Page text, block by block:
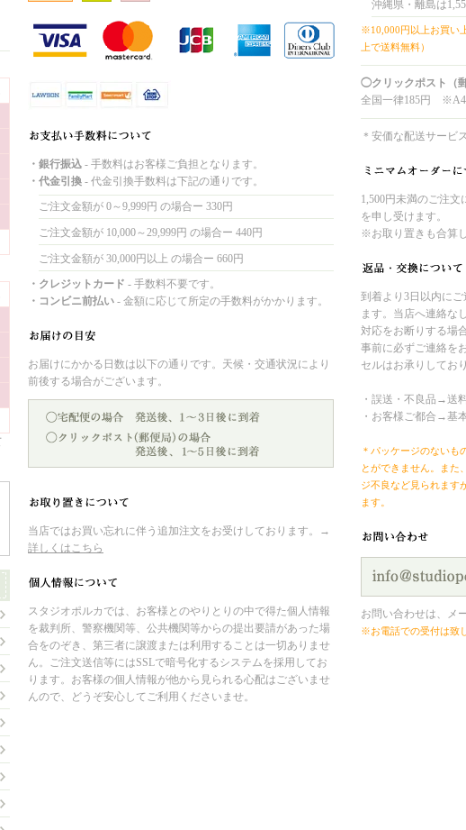
・銀行振込 - 手数料はお客様ご負担となります。
・代金引換 - 代金引換手数料は下記の通りです。
ご注文金額が 0～9,999円 の場合ー 330円
ご注文金額が 10,000～29,999円 の場合ー 440円
ご注文金額が 30,000円以上 の場合ー 660円
・クレジットカード - 手数料不要です。
・コンビニ前払い - 金額に応じて所定の手数料がかかります。
お届けにかかる日数は以下の通りです。天候・交通状況により
前後する場合がございます。
当店ではお買い忘れに伴う追加注文をお受けしております。→
詳しくはこちら
スタジオポルカでは、お客様とのやりとりの中で得た個人情報
を裁判所、警察機関等、公共機関等からの提出要請があった場
合をのぞき、第三者に譲渡または利用することは一切ありませ
ん。ご注文送信等にはSSLで暗号化するシステムを採用してお
ります。お客様の個人情報が他から見られる心配はございませ
んので、どうぞ安心してご利用くださいませ。
沖縄県・離島は
※10,000円以上お買い
上で送料無料）
◯クリックポスト（郵
全国一律185円 ※A4
＊安価な配送サービ
1,500円未満のご注文
を申し受けます。
※お取り置きも合算
到着より3日以内に
ます。当店へ連絡な
対応をお断りする場
事前に必ずご連絡を
セルはお承りしてお
・誤送・不良品→送
・お客様ご都合→基
＊パッケージのないも
とができません。また
ジ不良など見られます
ます。
お問い合わせは、メ
※お電話での受付は致